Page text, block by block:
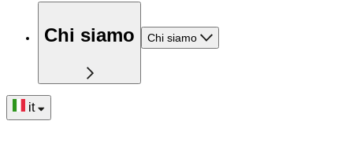
Chi siamo Chi siamo
it